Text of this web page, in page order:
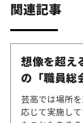
関連記事
想像を超え
の「職員総
芸高では場所
応じて実施し